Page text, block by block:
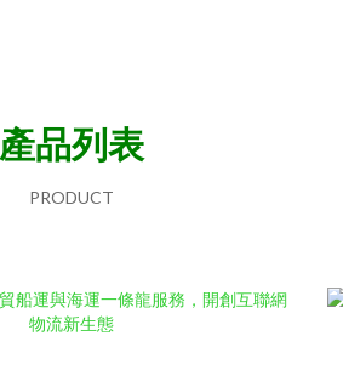
產品列表
PRODUCT